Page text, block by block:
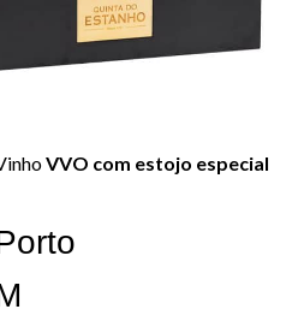
VVO com estojo especial